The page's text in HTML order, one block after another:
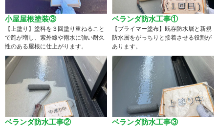
小屋屋根塗装③
【上塗り】塗料を３回塗り重ねること
で艶が増し、紫外線や雨水に強い耐久
性のある屋根に仕上がります。
ベランダ防水工事①
【プライマー塗布】既存防水層と新規
防水層をがっちりと接着させる役割が
あります。
ベランダ防水工事② ベランダ防水工事③